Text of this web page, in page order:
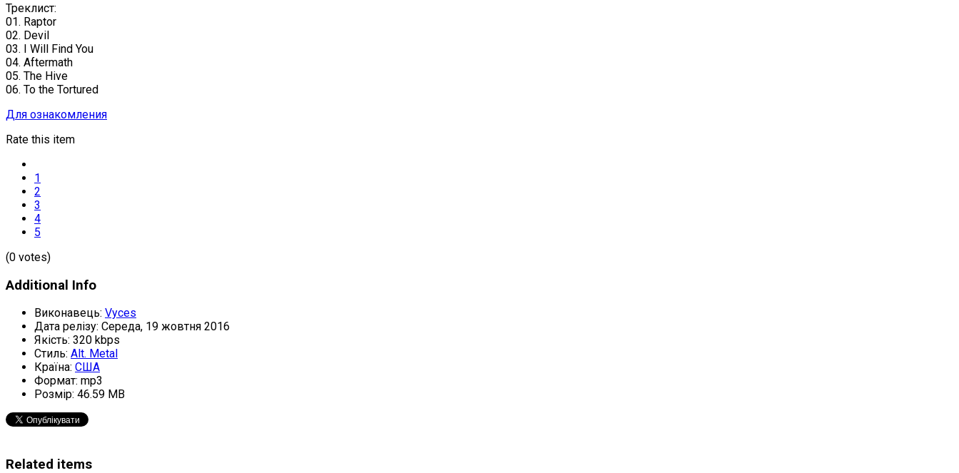
Треклист:
01. Raptor
02. Devil
03. I Will Find You
04. Aftermath
05. The Hive
06. To the Tortured
Для ознакомления
Rate this item
1
2
3
4
5
(0 votes)
Additional Info
Виконавець: Vyces
Дата релізу: Середа, 19 жовтня 2016
Якість: 320 kbps
Стиль: Alt. Metal
Країна: США
Формат: mp3
Розмір: 46.59 MB
Related items